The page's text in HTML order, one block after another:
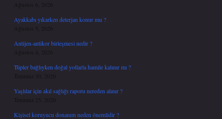
Ağustos 6, 2026
Ayakkabı yıkarken deterjan konur mu ?
Ağustos 5, 2026
Antijen-antikor birleşmesi nedir ?
Ağustos 4, 2026
Tüpler bağlıyken doğal yollarla hamile kalınır mı ?
Temmuz 30, 2026
Yaşlılar için akıl sağlığı raporu nereden alınır ?
Temmuz 25, 2026
Kişisel koruyucu donanım neden önemlidir ?